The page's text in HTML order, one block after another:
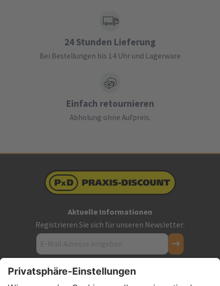
24 Stunden Lieferung
Bei Bestellungen bis 14 Uhr und Lagerware
Einfach retournieren
Abholung ohne Aufpreis.
Aktuelle Informationen
Registrieren Sie sich für unseren Newsletter:
Kontakt